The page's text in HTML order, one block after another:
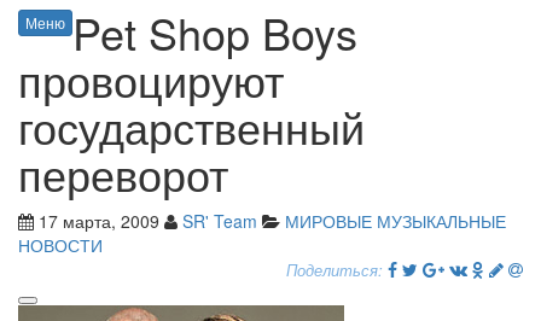
Меню Pet Shop Boys
провоцируют
государственный
переворот
17 марта, 2009 SR' Team
МИРОВЫЕ МУЗЫКАЛЬНЫЕ
НОВОСТИ
Поделиться: